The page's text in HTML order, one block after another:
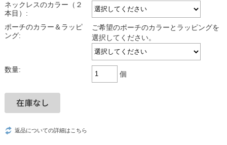
ネックレスのカラー（２
本目）:
ポーチのカラー＆ラッピ
ング:
ご希望のポーチのカラーとラッピングを
選択してください。
数量:
個
返品についての詳細はこちら